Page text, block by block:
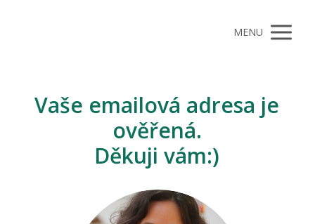
MENU
Vaše emailová adresa je
ověřená.
Děkuji vám:)